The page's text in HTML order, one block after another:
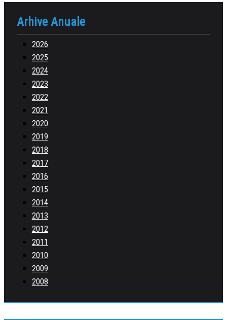
Arhive Anuale
2026
2025
2024
2023
2022
2021
2020
2019
2018
2017
2016
2015
2014
2013
2012
2011
2010
2009
2008